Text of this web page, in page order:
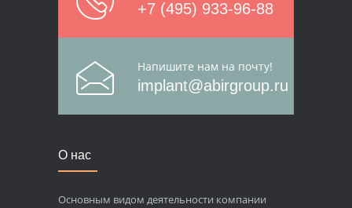
+7 (495) 933-96-88
Напишите нам на почту!
implant@abirgroup.ru
О нас
Основным видом деятельности компании